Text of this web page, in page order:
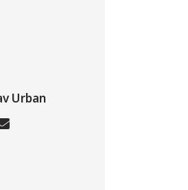
Urban